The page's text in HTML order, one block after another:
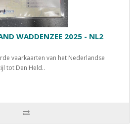
WADDENZEE 2025 - NL2
vaarkaarten van het Nederlandse
tot Den Held..